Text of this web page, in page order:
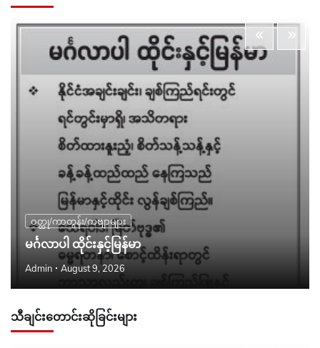
ဝတ္ထု/ကာတွန်း/ကဗျာများ
မင်္ဂလာပါ ထိုင်းနှင့်မြန်မာ
Admin August 9, 2026
သီချင်းတောင်းဆိုခြင်းများ